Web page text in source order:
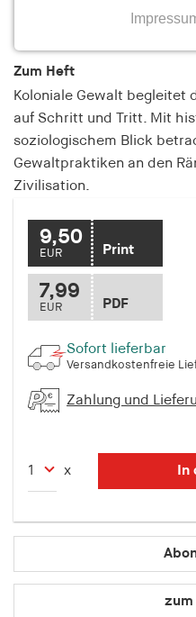
Heft 3 Juni/Juli
Zum Heft
Koloniale Gewalt begleitet
auf Schritt und Tritt. Mit
soziologischem Blick
Gewaltpraktiken an den
Zivilisation.
9,50
EUR Print
7,99
EUR PDF
Sofort lieferbar
Versandkostenfreie
Zahlung und
x In
zum
nutzbar zu machen,
wie Seitennavigation
Bereiche der
kann ohne diese
funktionieren.
Name:
cookie_consent
Anbieter:
hamburger-edition.de
Zweck:
Speichert den
für Cookies auf der
Name:
Anbieter:
hamburger-edition.de